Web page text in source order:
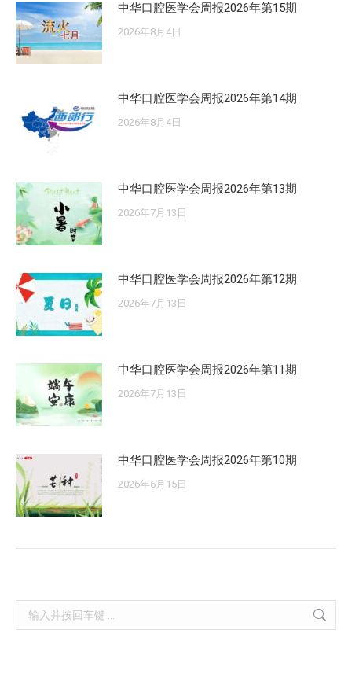
中华口腔医学会周报2026年第15期
2026年8月4日
中华口腔医学会周报2026年第14期
2026年8月4日
中华口腔医学会周报2026年第13期
2026年7月13日
中华口腔医学会周报2026年第12期
2026年7月13日
中华口腔医学会周报2026年第11期
2026年7月13日
中华口腔医学会周报2026年第10期
2026年6月15日
Search: